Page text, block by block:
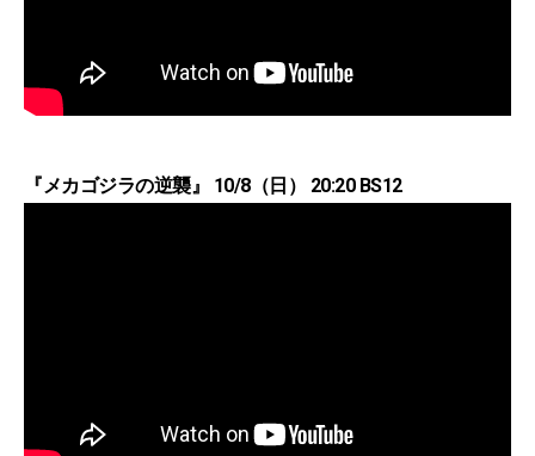
『メカゴジラの逆襲』 10/8（日） 20:20 BS12